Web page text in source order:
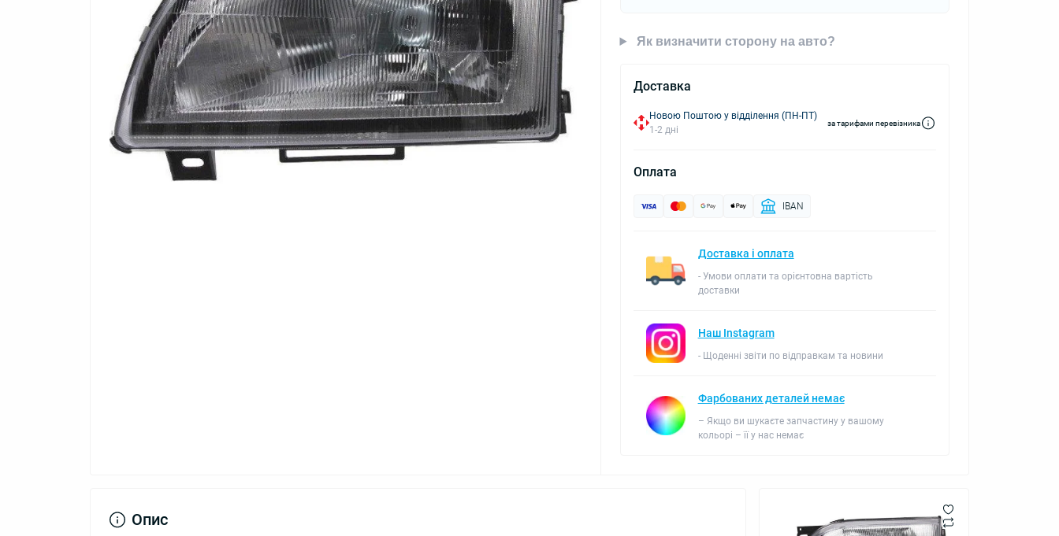
Як визначити сторону на авто?
Доставка
Новою Поштою у відділення (ПН-ПТ)
1-2 дні
за тарифами перевізника
Оплата
IBAN
Доставка і оплата
- Умови оплати та орієнтовна вартість
доставки
Наш Instagram
- Щоденні звіти по відправкам та новини
Фарбованих деталей немає
– Якщо ви шукаєте запчастину у вашому
кольорі – її у нас немає
Опис